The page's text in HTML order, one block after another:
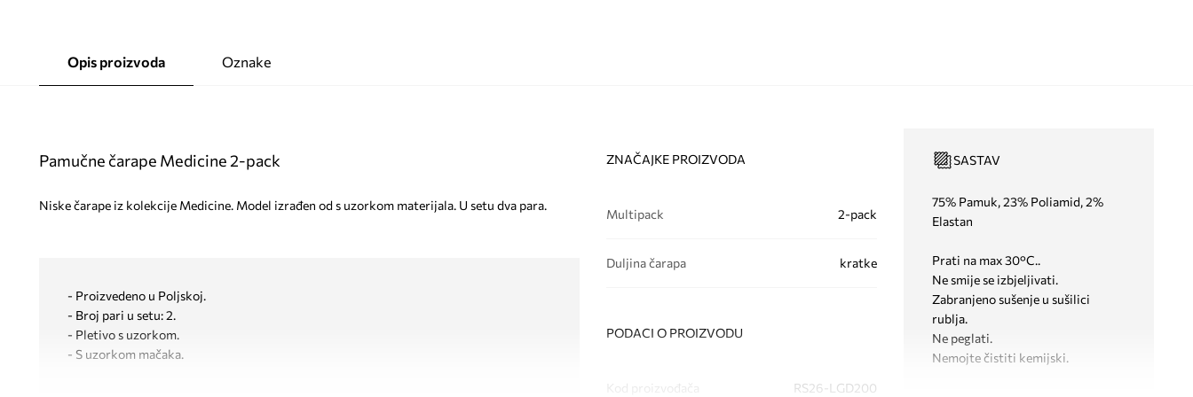
Opis proizvoda Oznake
Pamučne čarape Medicine 2-pack
Niske čarape iz kolekcije Medicine. Model izrađen od s uzorkom materijala. U setu dva para.
- Proizvedeno u Poljskoj.
- Broj pari u setu: 2.
- Pletivo s uzorkom.
- S uzorkom mačaka.
ZNAČAJKE PROIZVODA
Multipack 2-pack
Duljina čarapa kratke
PODACI O PROIZVODU
RS26-LGD200
SASTAV
75% Pamuk, 23% Poliamid, 2%
Elastan
Prati na max 30°C..
Ne smije se izbjeljivati.
Zabranjeno sušenje u sušilici
rublja.
Ne peglati.
Nemojte čistiti kemijski.